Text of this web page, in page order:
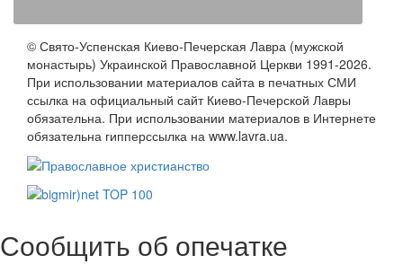
© Свято-Успенская Киево-Печерская Лавра (мужской
монастырь) Украинской Православной Церкви 1991-2026.
При использовании материалов сайта в печатных СМИ
ссылка на официальный сайт Киево-Печерской Лавры
обязательна. При использовании материалов в Интернете
обязательна гипперссылка на www.lavra.ua.
Сообщить об опечатке